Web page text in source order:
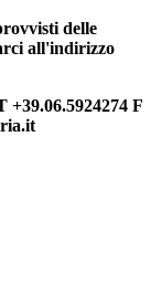
delle
all'indirizzo
+39.06.5924274 F